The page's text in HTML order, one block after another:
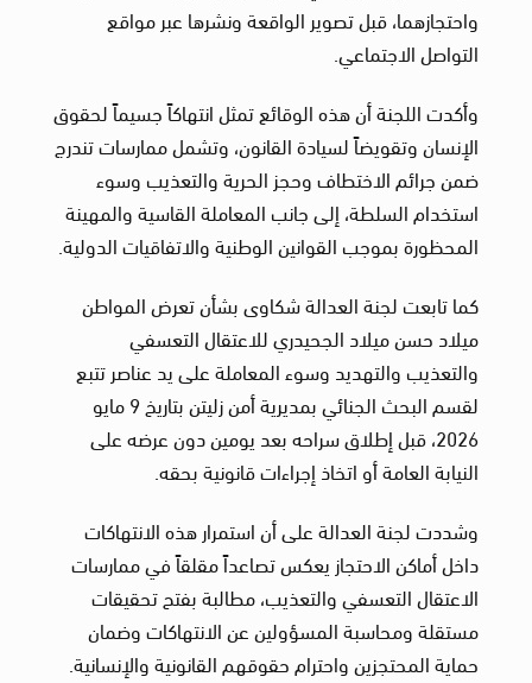
واحتجازهما، قبل تصوير الواقعة ونشرها عبر مواقع
التواصل الاجتماعي.
وأكدت اللجنة أن هذه الوقائع تمثل انتهاكاً جسيماً لحقوق
الإنسان وتقويضاً لسيادة القانون، وتشمل ممارسات تندرج
ضمن جرائم الاختطاف وحجز الحرية والتعذيب وسوء
استخدام السلطة، إلى جانب المعاملة القاسية والمهينة
المحظورة بموجب القوانين الوطنية والاتفاقيات الدولية.
كما تابعت لجنة العدالة شكاوى بشأن تعرض المواطن
ميلاد حسن ميلاد الجحيدري للاعتقال التعسفي
والتعذيب والتهديد وسوء المعاملة على يد عناصر تتبع
لقسم البحث الجنائي بمديرية أمن زليتن بتاريخ 9 مايو
2026، قبل إطلاق سراحه بعد يومين دون عرضه على
النيابة العامة أو اتخاذ إجراءات قانونية بحقه.
وشددت لجنة العدالة على أن استمرار هذه الانتهاكات
داخل أماكن الاحتجاز يعكس تصاعداً مقلقاً في ممارسات
الاعتقال التعسفي والتعذيب، مطالبة بفتح تحقيقات
مستقلة ومحاسبة المسؤولين عن الانتهاكات وضمان
حماية المحتجزين واحترام حقوقهم القانونية والإنسانية.